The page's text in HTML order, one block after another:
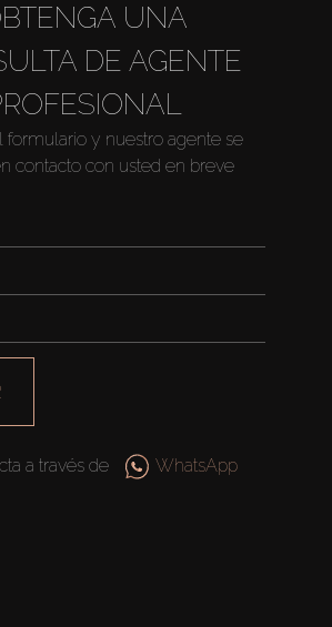
UNA
DE AGENTE
formulario y nuestro agente se
contacto con usted en breve
a través de WhatsApp